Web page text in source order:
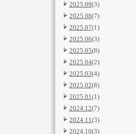
2025.09(3)
2025.08(7)
2025.07(1)
2025.06(3)
2025.05(8)
2025.04(2)
2025.03(4)
2025.02(8)
2025.01(1)
2024.12(7)
2024.11(3)
2024.10(3)